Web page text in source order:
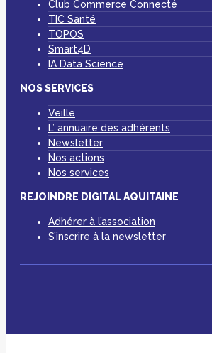
Club Commerce Connecté
TIC Santé
TOPOS
Smart4D
IA Data Science
NOS SERVICES
Veille
L’ annuaire des adhérents
Newsletter
Nos actions
Nos services
REJOINDRE DIGITAL AQUITAINE
Adhérer à l’association
S’inscrire à la newsletter